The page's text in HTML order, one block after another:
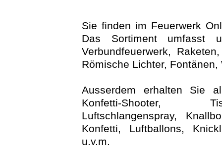
Sie finden im Feuerwerk
Das Sortiment umfasst
Verbundfeuerwerk,
Römische Lichter, Fontänen,
Ausserdem erhalten Sie
Konfetti-Shooter,
Luftschlangenspray,
Konfetti, Luftballons,
u.v.m.